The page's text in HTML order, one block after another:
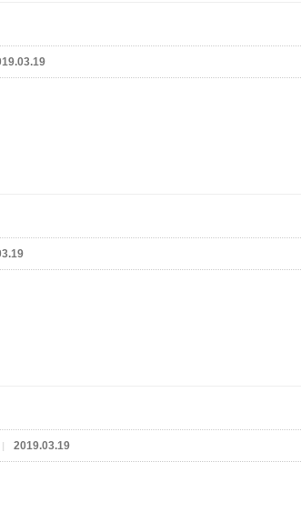
| 2019.03.19